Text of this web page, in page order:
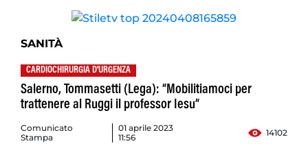
SANITÀ
CARDIOCHIRURGIA D'URGENZA
Salerno, Tommasetti (Lega): “Mobilitiamoci per
trattenere al Ruggi il professor Iesu”
Comunicato
Stampa
01 aprile 2023
11:56
14102